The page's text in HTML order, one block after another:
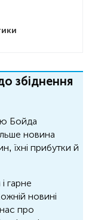
збіднення
Бойда
новина
їхні прибутки й
гарне
новині
про